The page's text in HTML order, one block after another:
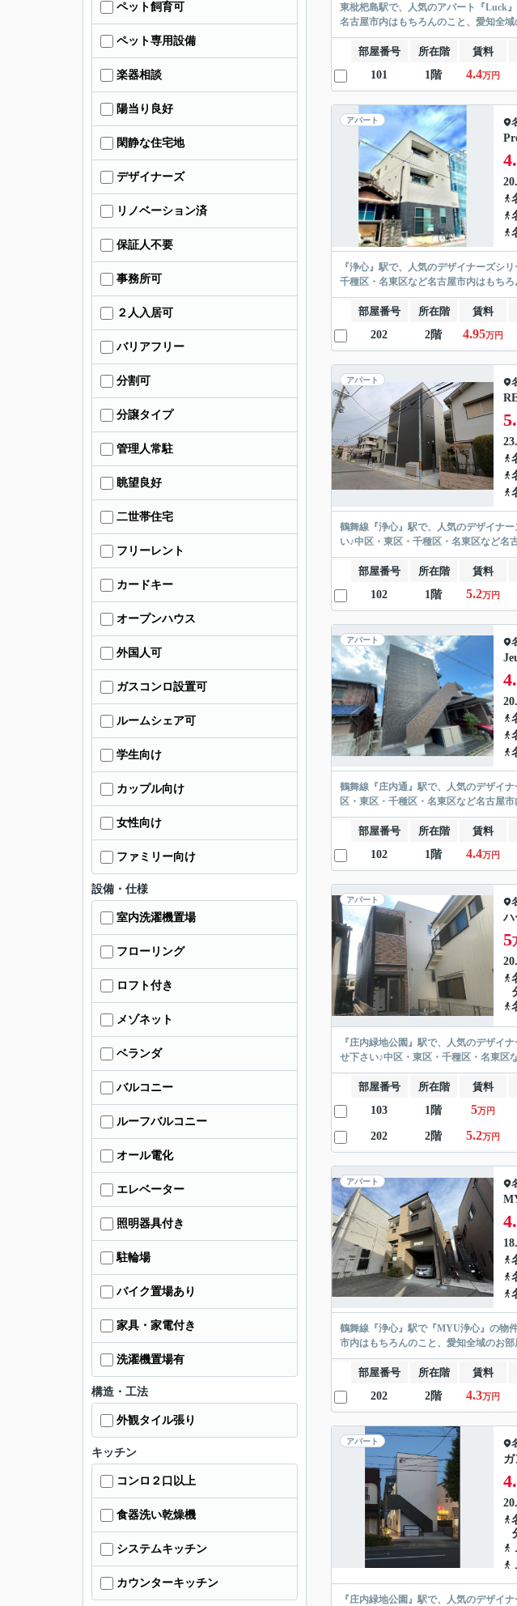
東枇杷島駅で、人気のアパート『Luck
名古屋市内はもちろんのこと、愛知全
部屋番号 所在階 賃料
101
1階 4.4万円
アパート
『浄心』駅で、人気のデザイナーズシ
千種区・名東区など名古屋市内はもち
部屋番号 所在階 賃料
202
2階 4.95万円
アパート
鶴舞線『浄心』駅で、人気のデザイナ
い♪中区・東区・千種区・名東区など名
部屋番号 所在階 賃料
102
1階 5.2万円
アパート
鶴舞線『庄内通』駅で、人気のデザイ
区・東区・千種区・名東区など名古屋
部屋番号 所在階 賃料
102
1階 4.4万円
アパート
ハ
5
『庄内緑地公園』駅で、人気のデザイ
せ下さい♪中区・東区・千種区・名東区
部屋番号 所在階 賃料
103
1階 5万円
202 2階 5.2万円
アパート
鶴舞線『浄心』駅で『MYU浄心』の物
市内はもちろんのこと、愛知全域のお
部屋番号 所在階 賃料
202
2階 4.3万円
アパート
『庄内緑地公園』駅で、人気のデザイ
ペット飼育可
ペット専用設備
楽器相談
陽当り良好
閑静な住宅地
デザイナーズ
リノベーション済
保証人不要
事務所可
２人入居可
バリアフリー
分割可
分譲タイプ
管理人常駐
眺望良好
二世帯住宅
フリーレント
カードキー
オープンハウス
外国人可
ガスコンロ設置可
ルームシェア可
学生向け
カップル向け
女性向け
ファミリー向け
設備・仕様
室内洗濯機置場
フローリング
ロフト付き
メゾネット
ベランダ
バルコニー
ルーフバルコニー
オール電化
エレベーター
照明器具付き
駐輪場
バイク置場あり
家具・家電付き
洗濯機置場有
構造・工法
外観タイル張り
キッチン
コンロ２口以上
食器洗い乾燥機
システムキッチン
カウンターキッチン